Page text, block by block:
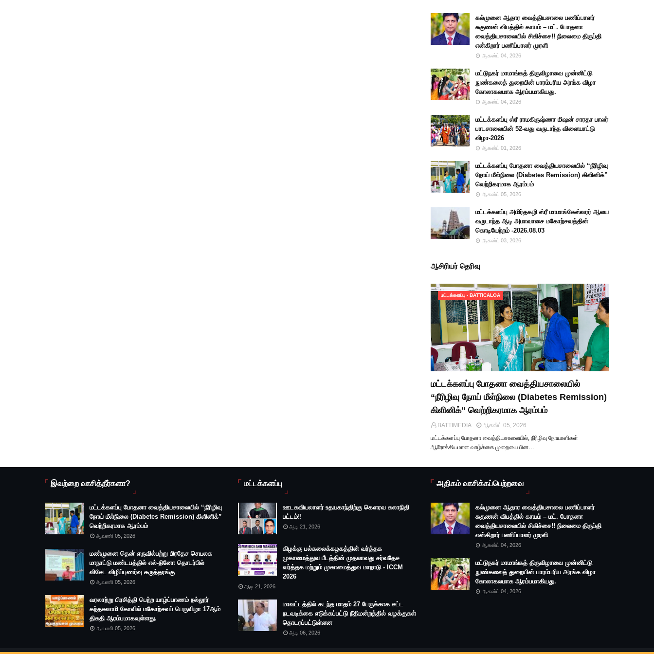
கல்முனை ஆதார வைத்தியசாலை பணிப்பாளர்
சுகுணன் விபத்தில் காயம் – மட். போதனா
வைத்தியசாலையில் சிகிச்சை!! நிலைமை திருப்தி
என்கிறார் பணிப்பாளர் முரளி
ஆகஸ்ட் 04, 2026
மட்டுநகர் மாமாங்கத் திருவிழாவை முன்னிட்டு
நுண்கலைத் துறையின் பாரம்பரிய அரங்க விழா
கோலாகலமாக ஆரம்பமாகியது.
ஆகஸ்ட் 04, 2026
மட்டக்களப்பு ஸ்ரீ ராமகிருஷ்ணா மிஷன் சாரதா பாலர்
பாடசாலையின் 52-வது வருடாந்த விளையாட்டு
விழா-2026
ஆகஸ்ட் 01, 2026
மட்டக்களப்பு போதனா வைத்தியசாலையில் “நீரிழிவு
நோய் மீள்நிலை (Diabetes Remission) கிளினிக்”
வெற்றிகரமாக ஆரம்பம்
ஆகஸ்ட் 05, 2026
மட்டக்களப்பு அமிர்தகழி ஸ்ரீ மாமாங்கேஸ்வரர் ஆலய
வருடாந்த ஆடி அமாவாசை மகோற்சவத்தின்
கொடியேற்றம் -2026.08.03
ஆகஸ்ட் 03, 2026
ஆசிரியர் தெரிவு
மட்டக்களப்பு - BATTICALOA
மட்டக்களப்பு போதனா வைத்தியசாலையில்
“நீரிழிவு நோய் மீள்நிலை (Diabetes Remission)
கிளினிக்” வெற்றிகரமாக ஆரம்பம்
BATTIMEDIA
ஆகஸ்ட் 05, 2026
மட்டக்களப்பு போதனா வைத்தியசாலையில், நீரிழிவு நோயாளிகள்
ஆரோக்கியமான வாழ்க்கை முறையை பின…
இவற்றை வாசித்தீர்களா?
மட்டக்களப்பு போதனா வைத்தியசாலையில் “நீரிழிவு
நோய் மீள்நிலை (Diabetes Remission) கிளினிக்”
வெற்றிகரமாக ஆரம்பம்
ஆவணி 05, 2026
மண்முனை தென் எருவில்பற்று பிரதேச செயலக
மாநாட்டு மண்டபத்தில் எல்-நினோ தொடர்பில்
விசேட விழிப்புணர்வு கருத்தரங்கு
ஆவணி 05, 2026
வரலாற்று பிரசித்தி பெற்ற யாழ்ப்பாணம் நல்லூர்
கந்தசுவாமி கோவில் மகோற்சவப் பெருவிழா 17ஆம்
திகதி ஆரம்பமாகவுள்ளது.
ஆவணி 05, 2026
மட்டக்களப்பு
ஊடகவியலாளர் உதயகாந்திற்கு கௌரவ கலாநிதி
பட்டம்!!
ஆடி 21, 2026
கிழக்கு பல்கலைக்கழகத்தின் வர்த்தக
முகாமைத்துவ பீடத்தின் முதலாவது சர்வதேச
வர்த்தக மற்றும் முகாமைத்துவ மாநாடு - ICCM
2026
ஆடி 21, 2026
மாவட்டத்தில் கடந்த மாதம் 27 பேருக்காக சட்ட
நடவடிக்கை எடுக்கப்பட்டு நீதிமன்றத்தில் வழக்குகள்
தொடரப்பட்டுள்ளன
ஆடி 06, 2026
அதிகம் வாசிக்கப்பெற்றவை
கல்முனை ஆதார வைத்தியசாலை பணிப்பாளர்
சுகுணன் விபத்தில் காயம் – மட். போதனா
வைத்தியசாலையில் சிகிச்சை!! நிலைமை திருப்தி
என்கிறார் பணிப்பாளர் முரளி
ஆகஸ்ட் 04, 2026
மட்டுநகர் மாமாங்கத் திருவிழாவை முன்னிட்டு
நுண்கலைத் துறையின் பாரம்பரிய அரங்க விழா
கோலாகலமாக ஆரம்பமாகியது.
ஆகஸ்ட் 04, 2026